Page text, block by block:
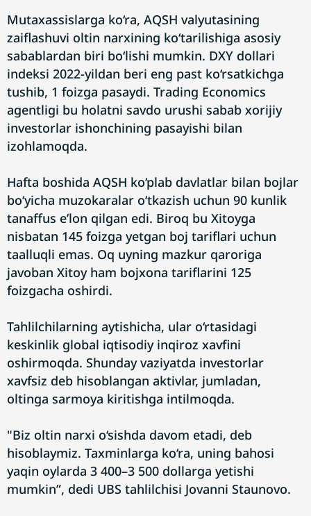
Mutaxassislarga ko‘ra, AQSH valyutasining
zaiflashuvi oltin narxining ko‘tarilishiga asosiy
sabablardan biri bo‘lishi mumkin. DXY dollari
indeksi 2022-yildan beri eng past ko‘rsatkichga
tushib, 1 foizga pasaydi. Trading Economics
agentligi bu holatni savdo urushi sabab xorijiy
investorlar ishonchining pasayishi bilan
izohlamoqda.
Hafta boshida AQSH ko‘plab davlatlar bilan bojlar
bo‘yicha muzokaralar o‘tkazish uchun 90 kunlik
tanaffus e’lon qilgan edi. Biroq bu Xitoyga
nisbatan 145 foizga yetgan boj tariflari uchun
taalluqli emas. Oq uyning mazkur qaroriga
javoban Xitoy ham bojxona tariflarini 125
foizgacha oshirdi.
Tahlilchilarning aytishicha, ular o‘rtasidagi
keskinlik global iqtisodiy inqiroz xavfini
oshirmoqda. Shunday vaziyatda investorlar
xavfsiz deb hisoblangan aktivlar, jumladan,
oltinga sarmoya kiritishga intilmoqda.
"Biz oltin narxi o‘sishda davom etadi, deb
hisoblaymiz. Taxminlarga ko‘ra, uning bahosi
yaqin oylarda 3 400–3 500 dollarga yetishi
mumkin”, dedi UBS tahlilchisi Jovanni Staunovo.